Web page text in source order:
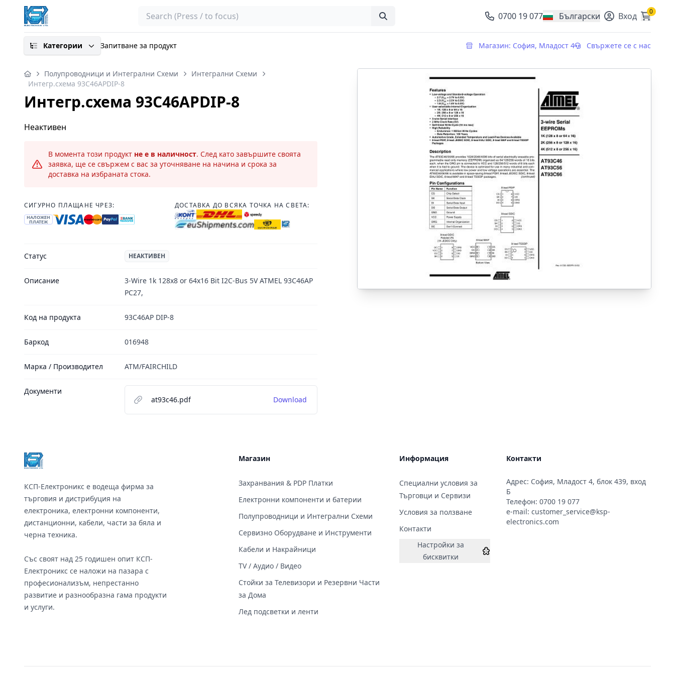
Search 0700 19 077 Български
, change currency Вход 0
Категории Запитване за продукт Магазин: София, Младост 4 Свържете се с нас
Полупроводници и Интегрални Схеми
Интегрални Схеми
Интегр.схема 93C46APDIP-8
Интегр.схема 93C46APDIP-8
Неактивен
В момента този продукт не е в наличност. След като завършите своята
заявка, ще се свържем с вас за уточняване на начина и срока за
доставка на избраната стока.
СИГУРНО ПЛАЩАНЕ ЧРЕЗ:
НАЛОЖЕН
ПЛАТЕЖ
ДОСТАВКА ДО ВСЯКА ТОЧКА НА СВЕТА:
Статус НЕАКТИВЕН
Описание
3-Wire 1k 128x8 or 64x16 Bit I2C-Bus 5V ATMEL 93C46AP
PC27,
Код на продукта 93C46AP DIP-8
Баркод 016948
Марка / Производител ATM/FAIRCHILD
Документи
at93c46.pdf
Download
КСП-Електроникс е водеща фирма за
търговия и дистрибуция на
електроника, електронни компоненти,
дистанционни, кабели, части за бяла и
черна техника.
Със своят над 25 годишен опит КСП-
Електроникс се наложи на пазара с
професионализъм, непрестанно
развитие и разнообразна гама продукти
и услуги.
Магазин
Захранвания & PDP Платки
Електронни компоненти и батерии
Полупроводници и Интегрални Схеми
Сервизно Оборудване и Инструменти
Кабели и Накрайници
TV / Аудио / Видео
Стойки за Телевизори и Резервни Части
за Дома
Лед подсветки и ленти
Информация
Специални условия за
Търговци и Сервизи
Условия за ползване
Контакти
Настройки за
бисквитки
Контакти
Адрес: София, Младост 4, блок 439, вход
Б
Телефон: 0700 19 077
e-mail: customer_service@ksp-
electronics.com